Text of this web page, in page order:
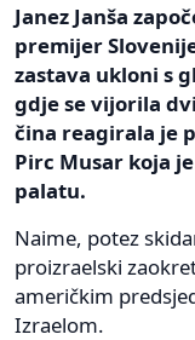
Janez Janša
premijer
zastava ukloni s
gdje se vijorila
čina reagirala je
Pirc Musar koja
palatu.
Naime, potez
proizraelski
američkim
Izraelom.